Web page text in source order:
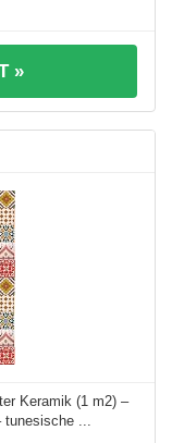
»
Keramik (1 m2) –
tunesische ...